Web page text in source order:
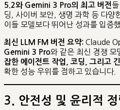
5.2와 Gemini 3 Pro의 최고 버전
딩, 사이버 보안, 생명 과학 등 다양
이들 모델보다 뛰어난 성과를 입증
최신 LLM FM 버전 요약: Claude
Gemini 3 Pro와 같은 최신 경쟁 모
잡한 에이전트 작업, 코딩, 그리고
확한 성능 우위를 점하고 있습니다.
3. 안전성 및 윤리적 정